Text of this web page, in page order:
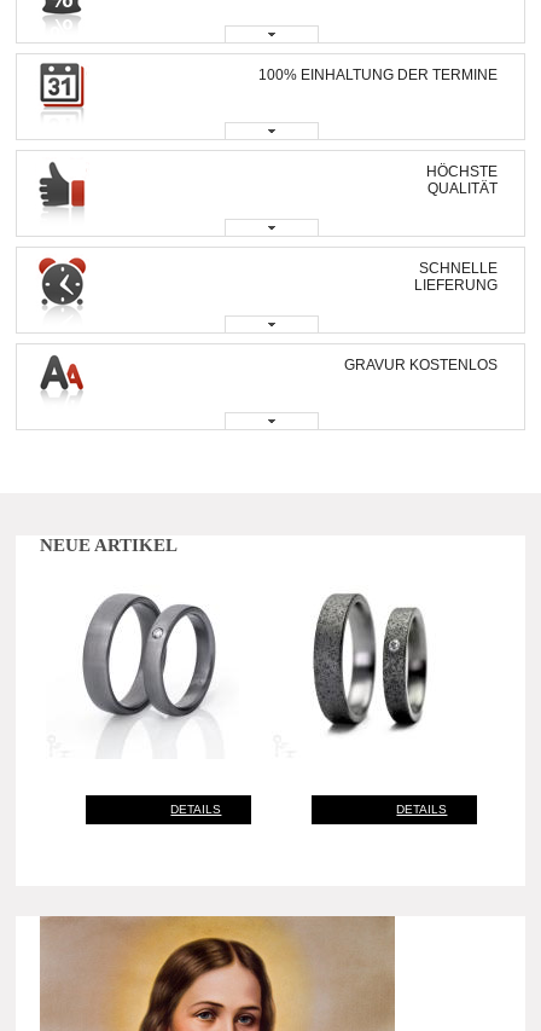
100% EINHALTUNG DER TERMINE
HÖCHSTE
QUALITÄT
SCHNELLE
LIEFERUNG
GRAVUR KOSTENLOS
NEUE ARTIKEL
DETAILS DETAILS